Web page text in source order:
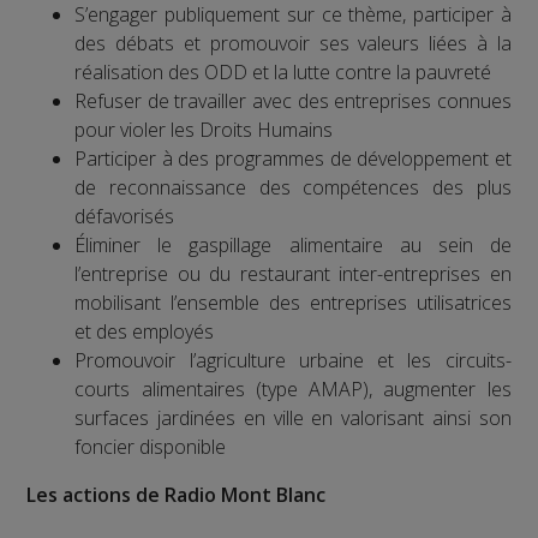
S’engager publiquement sur ce thème, participer à
des débats et promouvoir ses valeurs liées à la
réalisation des ODD et la lutte contre la pauvreté
Refuser de travailler avec des entreprises connues
pour violer les Droits Humains
Participer à des programmes de développement et
de reconnaissance des compétences des plus
défavorisés
Éliminer le gaspillage alimentaire au sein de
l’entreprise ou du restaurant inter-entreprises en
mobilisant l’ensemble des entreprises utilisatrices
et des employés
Promouvoir l’agriculture urbaine et les circuits-
courts alimentaires (type AMAP), augmenter les
surfaces jardinées en ville en valorisant ainsi son
foncier disponible
Les actions de Radio Mont Blanc